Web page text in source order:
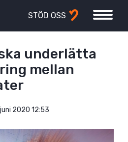
STÖD OSS
underlätta
mellan
juni 2020 12:53